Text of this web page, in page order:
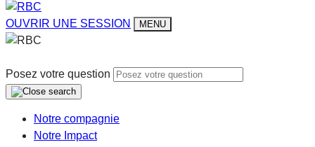
OUVRIR UNE SESSION MENU
Posez votre question
Notre compagnie
Notre Impact